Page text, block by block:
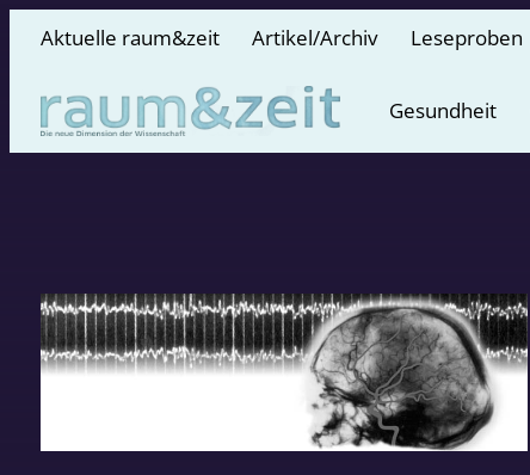
Aktuelle raum&zeit Artikel/Archiv Leseproben
Gesundheit